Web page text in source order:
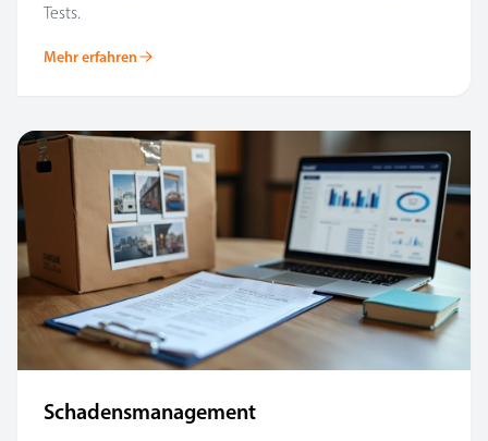
Tests.
Mehr erfahren
Schadensmanagement